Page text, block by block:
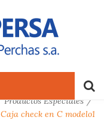
Productos Especiales
Caja check en C modelo1